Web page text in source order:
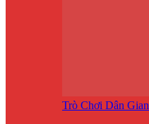
Trò Chơi Dân Gian